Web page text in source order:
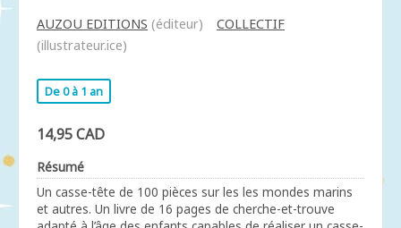
AUZOU EDITIONS (éditeur)
COLLECTIF
(illustrateur.ice)
De 0 à 1 an
14,95 CAD
Résumé
Un casse-tête de 100 pièces sur les les mondes marins
et autres. Un livre de 16 pages de cherche-et-trouve